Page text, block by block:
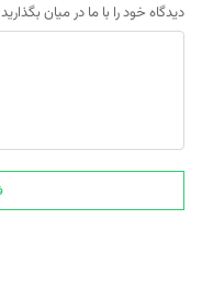
دیدگاه خود را با ما در میان بگذارید